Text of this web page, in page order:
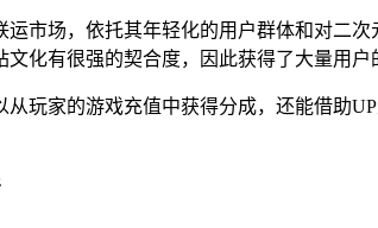
运市场，依托其年轻化的用户群体和对二
化有很强的契合度，因此获得了大量用户
从玩家的游戏充值中获得分成，还能借助